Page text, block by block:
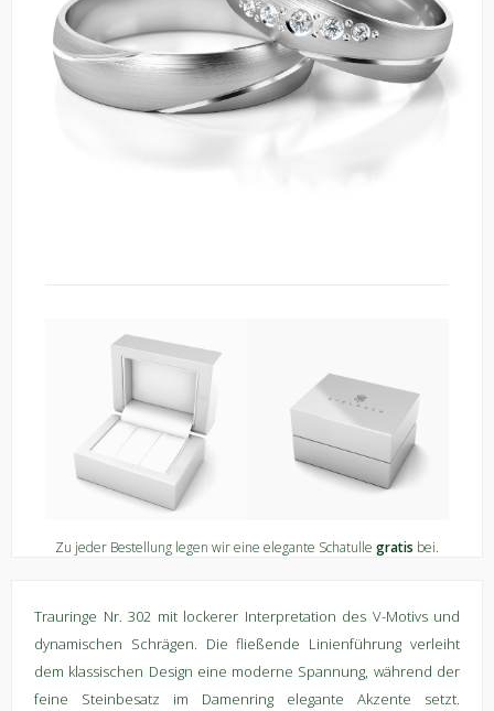
Zu jeder Bestellung legen wir eine elegante Schatulle gratis bei.
Trauringe Nr. 302 mit lockerer Interpretation des V-Motivs und
dynamischen Schrägen. Die fließende Linienführung verleiht
dem klassischen Design eine moderne Spannung, während der
feine Steinbesatz im Damenring elegante Akzente setzt.